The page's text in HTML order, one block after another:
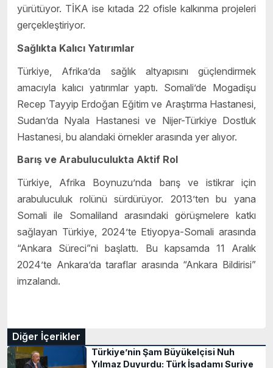
yürütüyor. TİKA ise kıtada 22 ofisle kalkınma projeleri
gerçekleştiriyor.
Sağlıkta Kalıcı Yatırımlar
Türkiye, Afrika’da sağlık altyapısını güçlendirmek
amacıyla kalıcı yatırımlar yaptı. Somali’de Mogadişu
Recep Tayyip Erdoğan Eğitim ve Araştırma Hastanesi,
Sudan’da Nyala Hastanesi ve Nijer-Türkiye Dostluk
Hastanesi, bu alandaki örnekler arasında yer alıyor.
Barış ve Arabuluculukta Aktif Rol
Türkiye, Afrika Boynuzu’nda barış ve istikrar için
arabuluculuk rolünü sürdürüyor. 2013’ten bu yana
Somali ile Somaliland arasındaki görüşmelere katkı
sağlayan Türkiye, 2024’te Etiyopya-Somali arasında
“Ankara Süreci”ni başlattı. Bu kapsamda 11 Aralık
2024’te Ankara’da taraflar arasında “Ankara Bildirisi”
imzalandı.
Diğer İçerikler
Türkiye’nin Şam Büyükelçisi Nuh
Yılmaz Duyurdu: Türk İşadamı Suriye